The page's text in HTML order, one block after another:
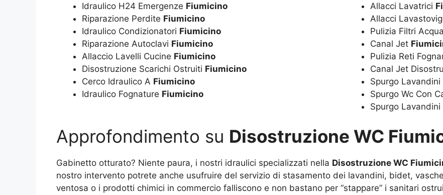
Idraulico H24 Emergenze Fiumicino
Riparazione Perdite Fiumicino
Idraulico Condizionatori Fiumicino
Riparazione Autoclavi Fiumicino
Allaccio Lavelli Cucine Fiumicino
Disostruzione Scarichi Ostruiti Fiumicino
Cerco Idraulico A Fiumicino
Idraulico Fognature Fiumicino
Allacci Lavatrici
Allacci
Pulizia Filtri Acqua
Canal Jet
Pulizia Reti
Canal Jet
Spurgo
Spurgo Wc Con
Spurgo Lavandini
Approfondimento su Disostruzione WC
Gabinetto otturato? Niente paura, i nostri idraulici specializzati nella Disostruzione WC
nostro intervento potrete anche usufruire del servizio di stasamento dei lavandini, bidet,
ventosa o i prodotti chimici in commercio falliscono e non bastano per “stappare” i sanitari